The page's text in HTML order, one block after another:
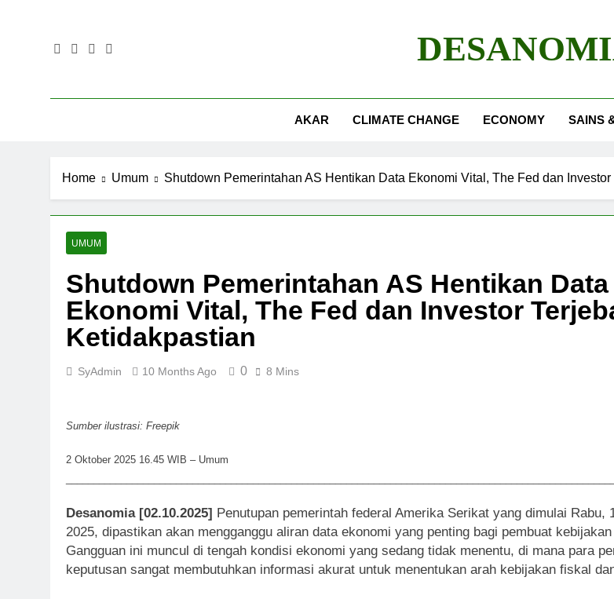
AKAR CLIMATE CHANGE ECONOMY SAINS
Home Umum Shutdown Pemerintahan AS Hentikan Data Ekonomi Vital, The Fed dan
UMUM
Shutdown Pemerintahan AS Hentikan Data
Ekonomi Vital, The Fed dan Investor
Ketidakpastian
SyAdmin 10 Months Ago 0 8 Mins
Sumber ilustrasi: Freepik
2 Oktober 2025 16.45 WIB – Umum
Desanomia [02.10.2025] Penutupan pemerintah federal Amerika Serikat yang dimulai Rabu,
2025, dipastikan akan mengganggu aliran data ekonomi yang penting bagi pembuat
Gangguan ini muncul di tengah kondisi ekonomi yang sedang tidak menentu, di mana para
keputusan sangat membutuhkan informasi akurat untuk menentukan arah kebijakan fiskal